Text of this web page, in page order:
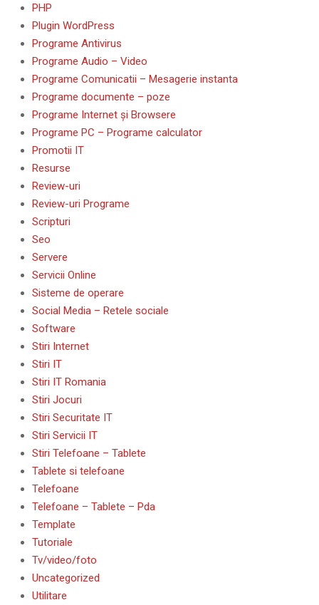
PHP
Plugin WordPress
Programe Antivirus
Programe Audio – Video
Programe Comunicatii – Mesagerie instanta
Programe documente – poze
Programe Internet și Browsere
Programe PC – Programe calculator
Promotii IT
Resurse
Review-uri
Review-uri Programe
Scripturi
Seo
Servere
Servicii Online
Sisteme de operare
Social Media – Retele sociale
Software
Stiri Internet
Stiri IT
Stiri IT Romania
Stiri Jocuri
Stiri Securitate IT
Stiri Servicii IT
Stiri Telefoane – Tablete
Tablete si telefoane
Telefoane
Telefoane – Tablete – Pda
Template
Tutoriale
Tv/video/foto
Uncategorized
Utilitare